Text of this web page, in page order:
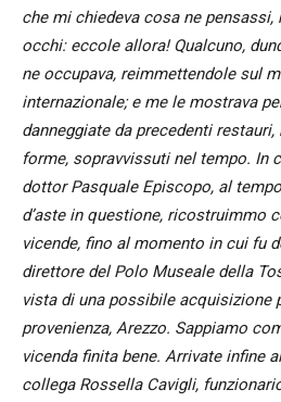
che mi chiedeva cosa ne
occhi: eccole allora! Qualcuno,
ne occupava, reimmettendole sul
internazionale; e me le mostrava
danneggiate da precedenti
forme, sopravvissuti nel tempo. In
dottor Pasquale Episcopo, al
d’aste in questione, ricostruimmo
vicende, fino al momento in cui fu
direttore del Polo Museale della
vista di una possibile acquisizione
provenienza, Arezzo. Sappiamo
vicenda finita bene. Arrivate infine
collega Rossella Cavigli,